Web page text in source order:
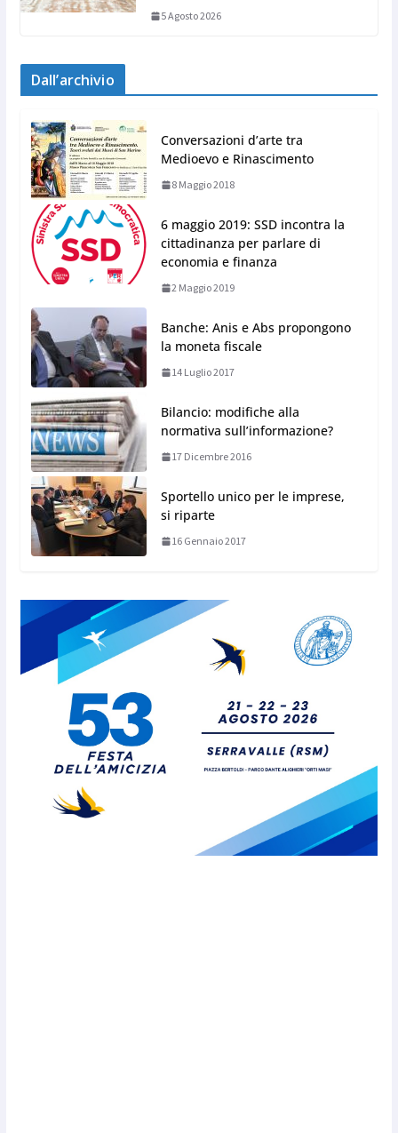
5 Agosto 2026
Dall’archivio
Conversazioni d’arte tra
Medioevo e Rinascimento
8 Maggio 2018
6 maggio 2019: SSD incontra la
cittadinanza per parlare di
economia e finanza
2 Maggio 2019
Banche: Anis e Abs propongono
la moneta fiscale
14 Luglio 2017
Bilancio: modifiche alla
normativa sull’informazione?
17 Dicembre 2016
Sportello unico per le imprese,
si riparte
16 Gennaio 2017